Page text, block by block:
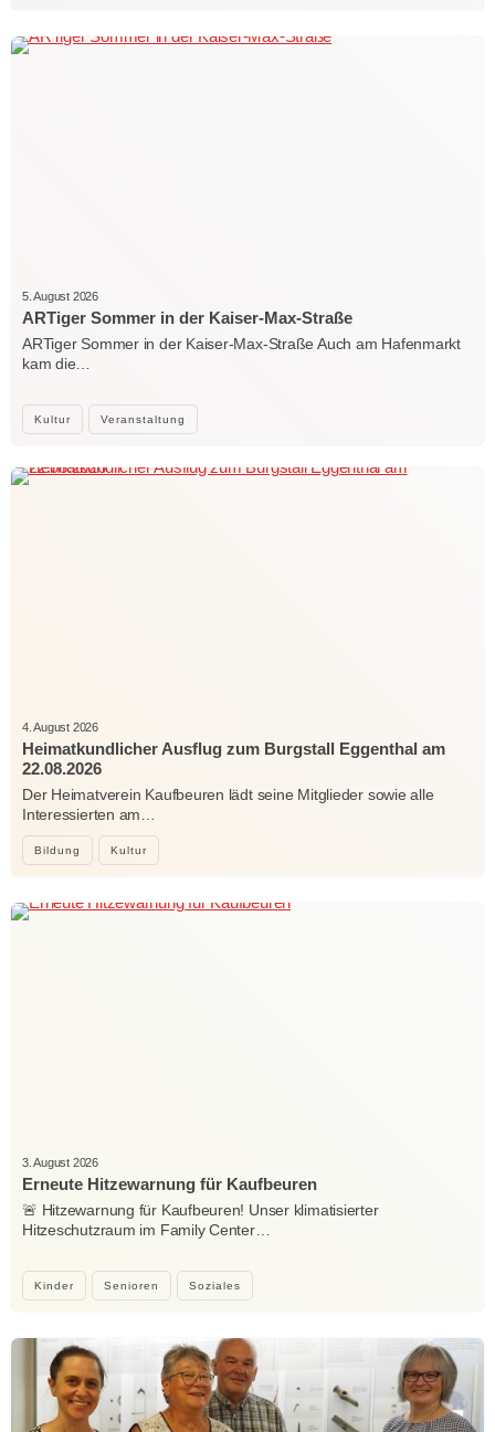
Kultur Veranstaltung
5. August 2026
ARTiger Sommer in der Kaiser-Max-Straße
ARTiger Sommer in der Kaiser-Max-Straße Auch am Hafenmarkt
kam die…
Bildung Kultur
4. August 2026
Heimatkundlicher Ausflug zum Burgstall Eggenthal am
22.08.2026
Der Heimatverein Kaufbeuren lädt seine Mitglieder sowie alle
Interessierten am…
Kinder Senioren Soziales
3. August 2026
Erneute Hitzewarnung für Kaufbeuren
🚨 Hitzewarnung für Kaufbeuren! Unser klimatisierter
Hitzeschutzraum im Family Center…